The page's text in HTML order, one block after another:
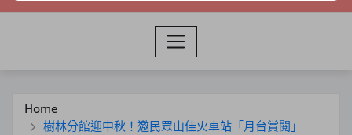
Home
樹林分館迎中秋！邀民眾山佳火車站「月台賞閱」